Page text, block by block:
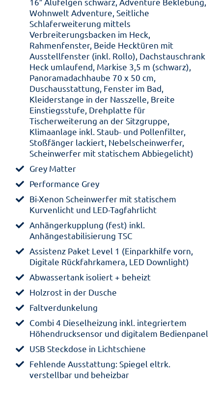
16″ Alufelgen schwarz, Adventure Beklebung,
Wohnwelt Adventure, Seitliche
Schlaferweiterung mittels
Verbreiterungsbacken im Heck,
Rahmenfenster, Beide Hecktüren mit
Ausstellfenster (inkl. Rollo), Dachstauschrank
Heck umlaufend, Markise 3,5 m (schwarz),
Panoramadachhaube 70 x 50 cm,
Duschausstattung, Fenster im Bad,
Kleiderstange in der Nasszelle, Breite
Einstiegsstufe, Drehplatte für
Tischerweiterung an der Sitzgruppe,
Klimaanlage inkl. Staub- und Pollenfilter,
Stoßfänger lackiert, Nebelscheinwerfer,
Scheinwerfer mit statischem Abbiegelicht)
Grey Matter
Performance Grey
Bi-Xenon Scheinwerfer mit statischem
Kurvenlicht und LED-Tagfahrlicht
Anhängerkupplung (fest) inkl.
Anhängestabilisierung TSC
Assistenz Paket Level 1 (Einparkhilfe vorn,
Digitale Rückfahrkamera, LED Downlight)
Abwassertank isoliert + beheizt
Holzrost in der Dusche
Faltverdunkelung
Combi 4 Dieselheizung inkl. integriertem
Höhendrucksensor und digitalem Bedienpanel
USB Steckdose in Lichtschiene
Fehlende Ausstattung: Spiegel eltrk.
verstellbar und beheizbar